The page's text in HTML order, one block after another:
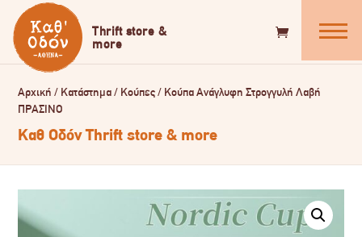
Αρχική / Κατάστημα/ Κούπες/ Κούπα Ανάγλυφη Στρογγυλή Λαβή
ΠΡΑΣΙΝΟ
Καθ Οδόν Thrift store & more